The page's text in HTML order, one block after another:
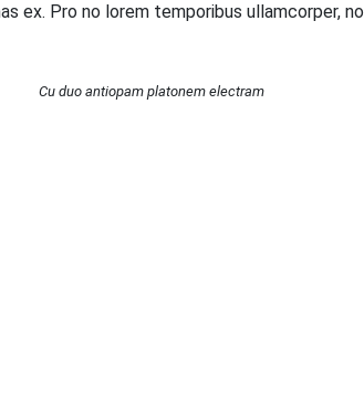
ex. Pro no lorem temporibus ullamcorper, no
Cu duo antiopam platonem electram